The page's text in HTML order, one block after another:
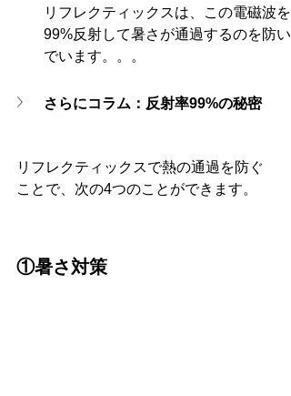
リフレクティックスは、この電磁波を
99%反射して暑さが通過するのを防い
でいます。。。
さらにコラム：反射率99%の秘密
リフレクティックスで熱の通過を防ぐ
ことで、次の4つのことができます。
①暑さ対策